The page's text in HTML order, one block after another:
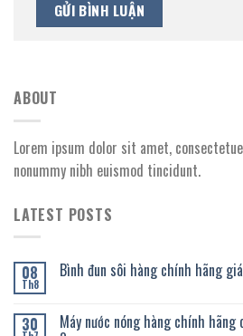
ABOUT
Lorem ipsum dolor sit amet,
nonummy nibh euismod tincidunt.
LATEST POSTS
08
Th8
Bình đun sôi hàng chính hãng
30 Máy nước nóng hàng chính hãng